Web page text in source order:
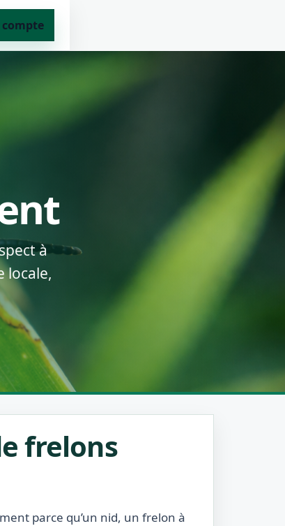
compte
à
locale,
frelons
parce qu’un nid, un frelon à